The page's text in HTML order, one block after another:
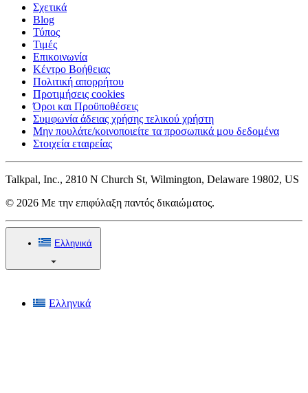
Σχετικά
Blog
Τύπος
Τιμές
Επικοινωνία
Κέντρο Βοήθειας
Πολιτική απορρήτου
Προτιμήσεις cookies
Όροι και Προϋποθέσεις
Συμφωνία άδειας χρήσης τελικού χρήστη
Μην πουλάτε/κοινοποιείτε τα προσωπικά μου δεδομένα
Στοιχεία εταιρείας
Talkpal, Inc., 2810 N Church St, Wilmington, Delaware 19802, US
© 2026 Με την επιφύλαξη παντός δικαιώματος.
Ελληνικά
Ελληνικά